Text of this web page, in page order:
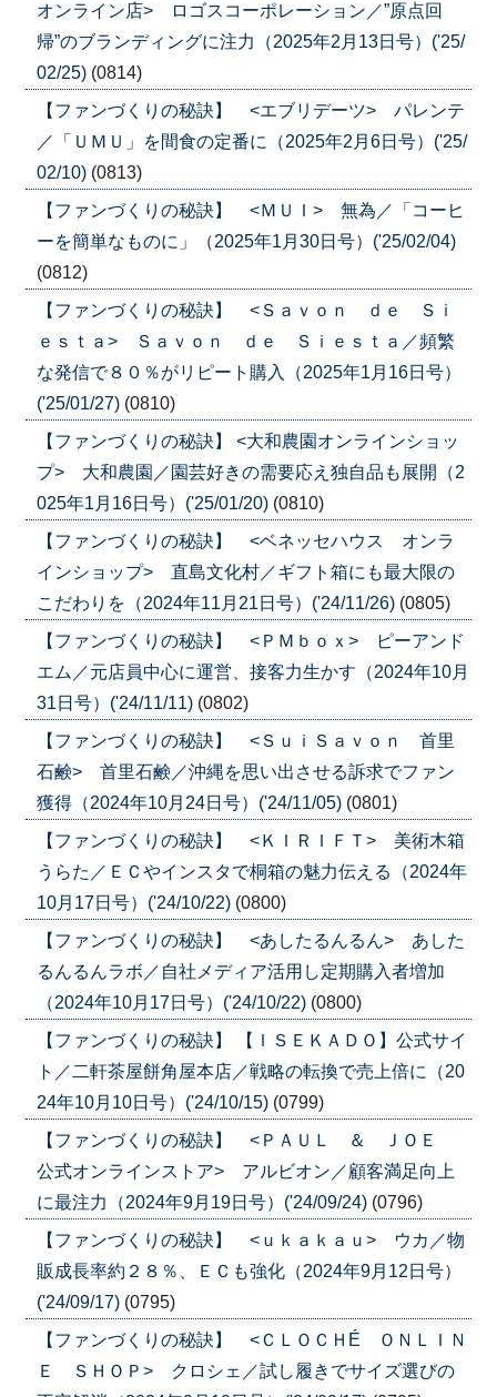
オンライン店> ロゴスコーポレーション／”原点回
帰”のブランディングに注力（2025年2月13日号）('25/
02/25) (0814)
【ファンづくりの秘訣】 <エブリデーツ> パレンテ
／「ＵＭＵ」を間食の定番に（2025年2月6日号）('25/
02/10) (0813)
【ファンづくりの秘訣】 <ＭＵＩ> 無為／「コーヒ
ーを簡単なものに」（2025年1月30日号）('25/02/04)
(0812)
【ファンづくりの秘訣】 <Ｓａｖｏｎ ｄｅ Ｓｉ
ｅｓｔａ> Ｓａｖｏｎ ｄｅ Ｓｉｅｓｔａ／頻繁
な発信で８０％がリピート購入（2025年1月16日号）
('25/01/27) (0810)
【ファンづくりの秘訣】 <大和農園オンラインショッ
プ> 大和農園／園芸好きの需要応え独自品も展開（2
025年1月16日号）('25/01/20) (0810)
【ファンづくりの秘訣】 <ベネッセハウス オンラ
インショップ> 直島文化村／ギフト箱にも最大限の
こだわりを（2024年11月21日号）('24/11/26) (0805)
【ファンづくりの秘訣】 <ＰＭｂｏｘ> ピーアンド
エム／元店員中心に運営、接客力生かす（2024年10月
31日号）('24/11/11) (0802)
【ファンづくりの秘訣】 <ＳｕｉＳａｖｏｎ 首里
石鹸> 首里石鹸／沖縄を思い出させる訴求でファン
獲得（2024年10月24日号）('24/11/05) (0801)
【ファンづくりの秘訣】 <ＫＩＲＩＦＴ> 美術木箱
うらた／ＥＣやインスタで桐箱の魅力伝える（2024年
10月17日号）('24/10/22) (0800)
【ファンづくりの秘訣】 <あしたるんるん> あした
るんるんラボ／自社メディア活用し定期購入者増加
（2024年10月17日号）('24/10/22) (0800)
【ファンづくりの秘訣】 【ＩＳＥＫＡＤＯ】公式サイ
ト／二軒茶屋餅角屋本店／戦略の転換で売上倍に（20
24年10月10日号）('24/10/15) (0799)
【ファンづくりの秘訣】 <ＰＡＵＬ ＆ ＪＯＥ
公式オンラインストア> アルビオン／顧客満足向上
に最注力（2024年9月19日号）('24/09/24) (0796)
【ファンづくりの秘訣】 <ｕｋａｋａｕ> ウカ／物
販成長率約２８％、ＥＣも強化（2024年9月12日号）
('24/09/17) (0795)
【ファンづくりの秘訣】 <ＣＬＯＣＨÉ ＯＮＬＩＮ
Ｅ ＳＨＯＰ> クロシェ／試し履きでサイズ選びの